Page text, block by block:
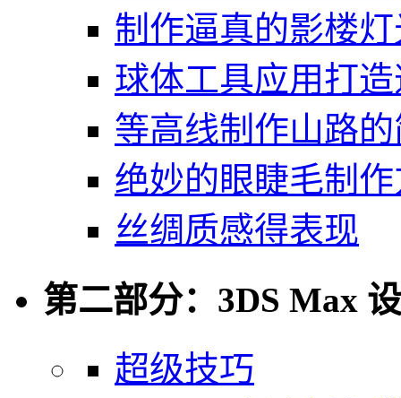
制作逼真的影楼
球体工具应用打
等高线制作山路
绝妙的眼睫毛制
丝绸质感得表现
第二部分：3DS Max
超级技巧